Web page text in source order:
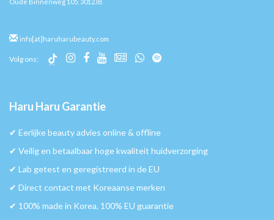
Oude Binnenweg 105, 3012JB
info[at]haruharubeauty.com
Volg ons:
Haru Haru Garantie
✔︎ Eerlijke beauty advies online & offline
✔︎ Veilig en betaalbaar hoge kwaliteit huidverzorging
✔︎ Lab getest en geregistreerd in de EU
✔︎ Direct contact met Koreaanse merken
✔︎ 100% made in Korea, 100% EU guarantie